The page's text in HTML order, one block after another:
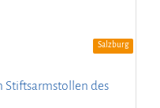
Salzburg
Stiftsarmstollen des